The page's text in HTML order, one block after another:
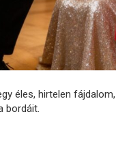
éles, hirtelen
bordáit.